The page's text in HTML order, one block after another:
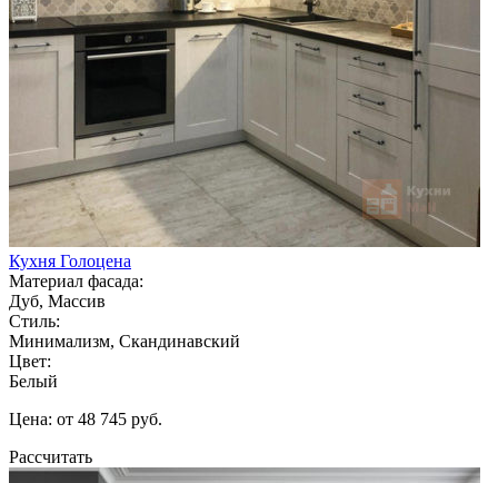
Кухня Голоцена
Материал фасада:
Дуб, Массив
Стиль:
Минимализм, Скандинавский
Цвет:
Белый
Цена: от 48 745 руб.
Рассчитать